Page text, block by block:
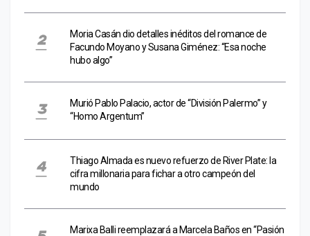
Moria Casán dio detalles inéditos del romance de
Facundo Moyano y Susana Giménez: “Esa noche
hubo algo”
Murió Pablo Palacio, actor de “División Palermo” y
“Homo Argentum”
Thiago Almada es nuevo refuerzo de River Plate: la
cifra millonaria para fichar a otro campeón del
mundo
Marixa Balli reemplazará a Marcela Baños en “Pasión